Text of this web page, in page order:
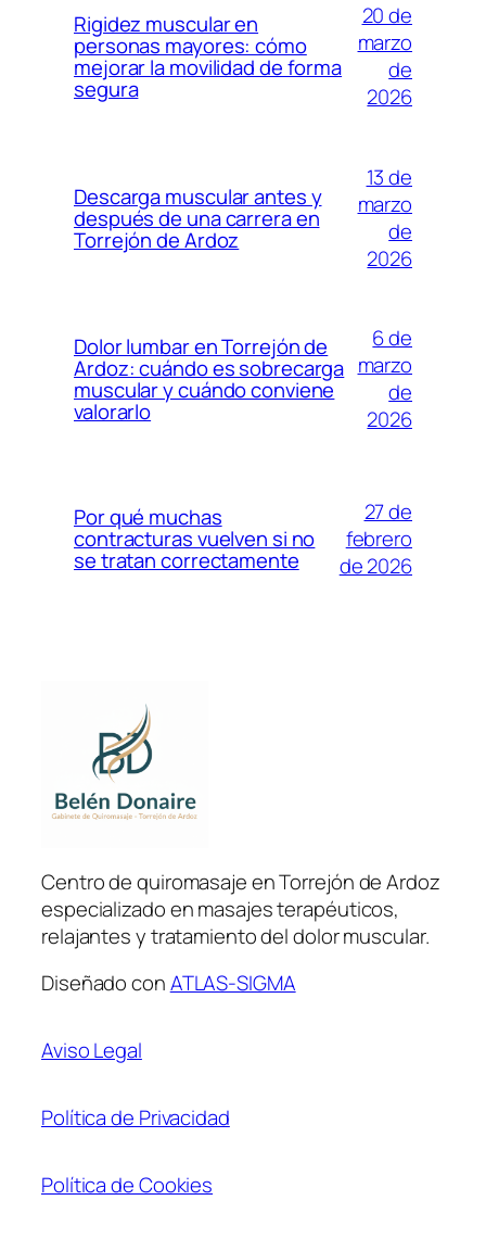
Rigidez muscular en
personas mayores: cómo
mejorar la movilidad de forma
segura
20 de
marzo
de
2026
Descarga muscular antes y
después de una carrera en
Torrejón de Ardoz
13 de
marzo
de
2026
Dolor lumbar en Torrejón de
Ardoz: cuándo es sobrecarga
muscular y cuándo conviene
valorarlo
6 de
marzo
de
2026
Por qué muchas
contracturas vuelven si no
se tratan correctamente
27 de
febrero
de 2026
Centro de quiromasaje en Torrejón de Ardoz
especializado en masajes terapéuticos,
relajantes y tratamiento del dolor muscular.
Diseñado conATLAS-SIGMA
Aviso Legal
Política de Privacidad
Política de Cookies